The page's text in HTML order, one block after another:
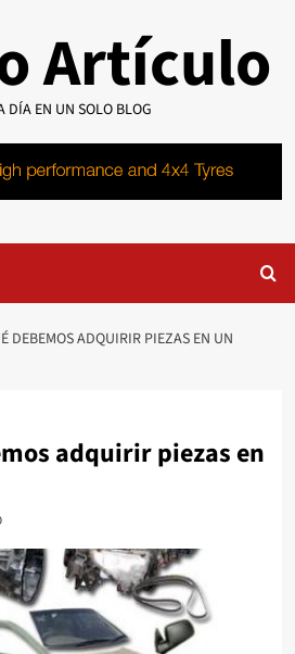
Artículo
DÍA EN UN SOLO BLOG
DEBEMOS ADQUIRIR PIEZAS EN UN
adquirir piezas en